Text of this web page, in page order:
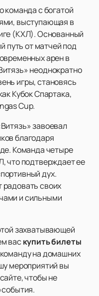
команда с богатой
выступающая в
(КХЛ). Основанный
путь от матчей под
арен в
неоднократно
игры, становясь
Кубок Спартака,
Cup.
завоевал
благодаря
Команда четыре
что подтверждает ее
дух.
своих
и сильными
захватывающей
васкупить билеты
на домашних
мероприятий вы
чтобы не
события.